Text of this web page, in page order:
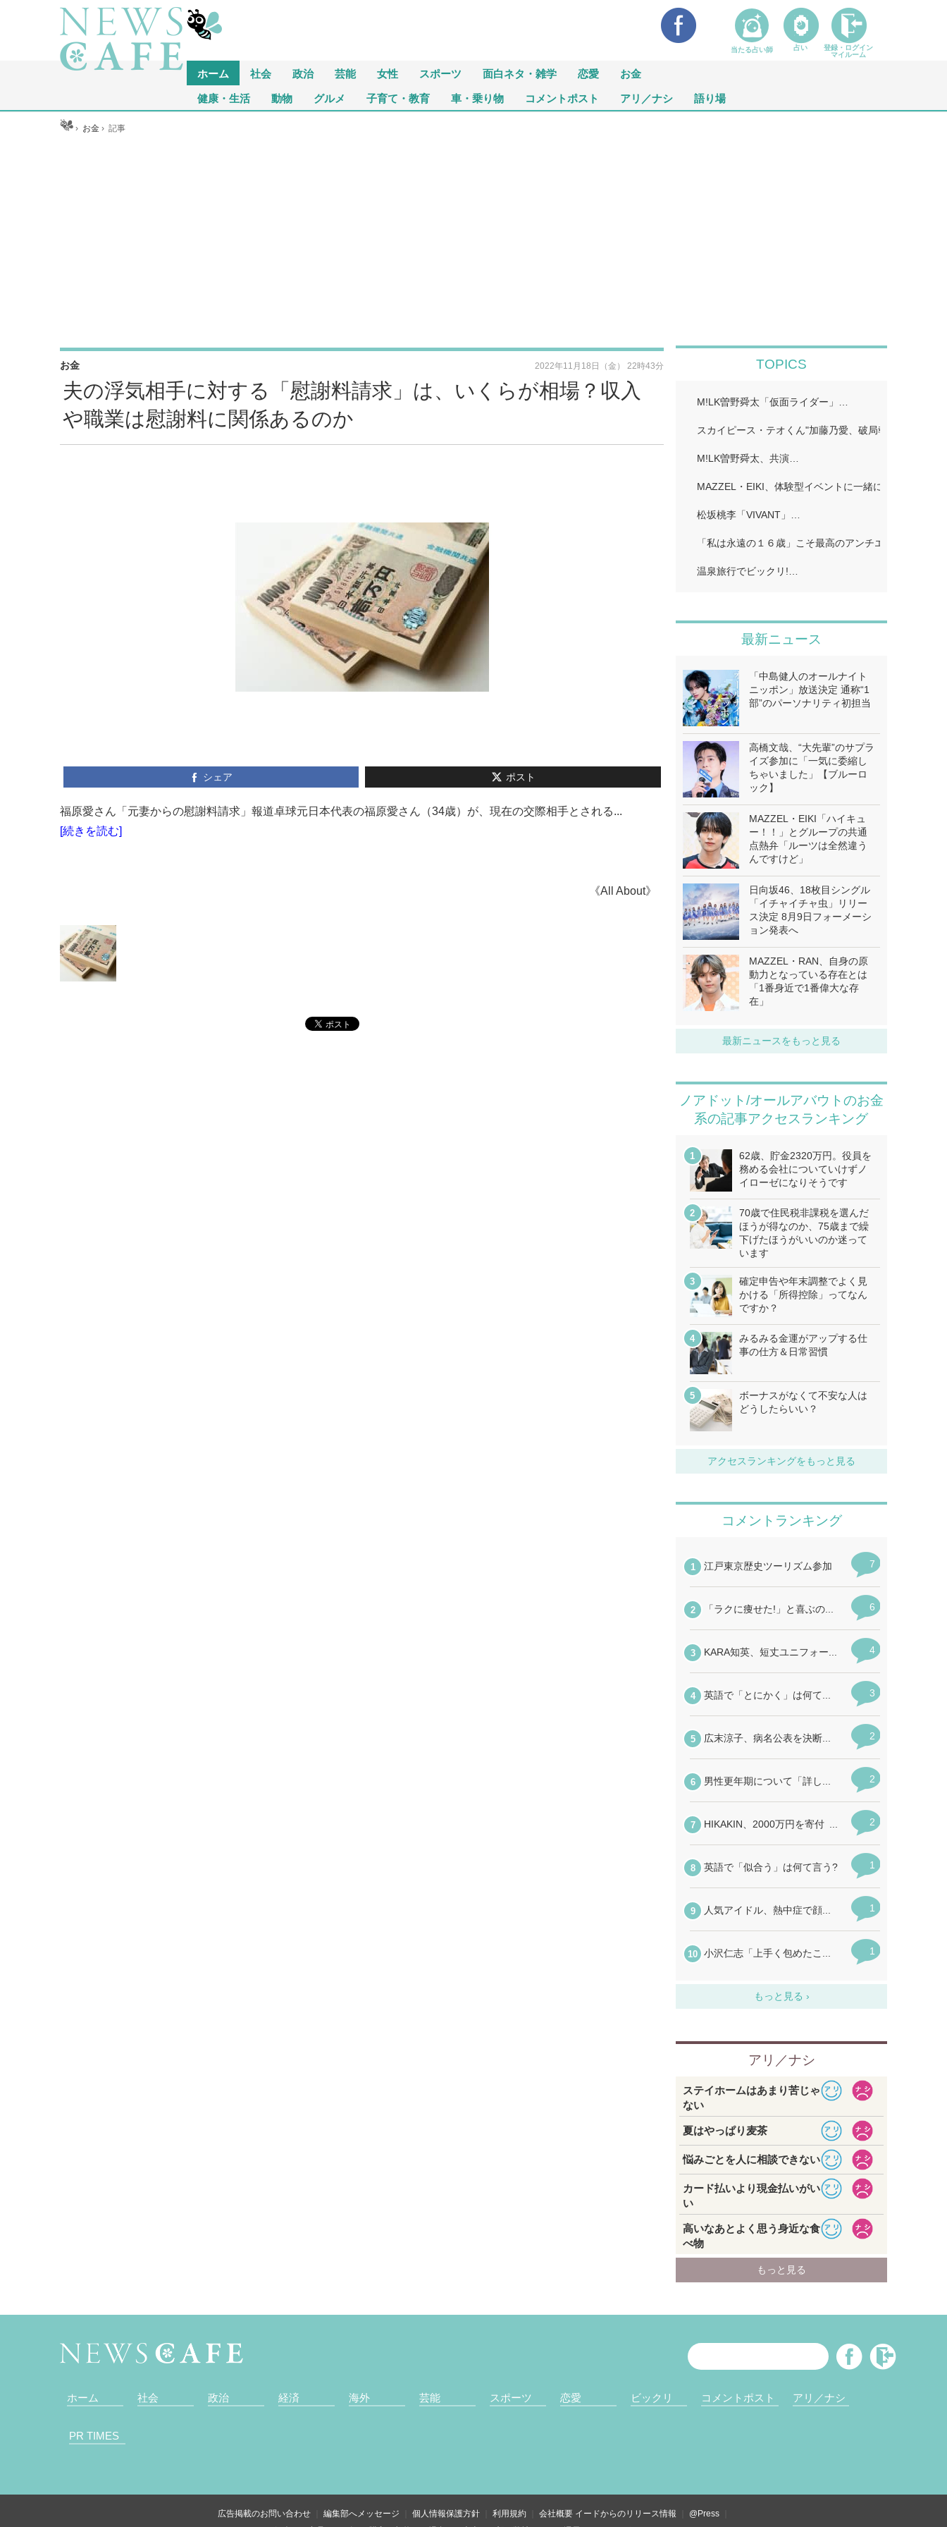
ホーム 社会 政治 芸能 女性 スポーツ 面白ネタ・雑学 恋愛 お金
健康・生活 動物 グルメ 子育て・教育 車・乗り物 コメントポスト アリ／ナシ 語り場
ホーム › お金 ›記事
夫の浮気相手に対する「慰謝料請求」は、いくらが相場？収入
や職業は慰謝料に関係あるのか
お金 2022年11月18日（金） 22時43分
シェア ポスト
福原愛さん「元妻からの慰謝料請求」報道卓球元日本代表の福原愛さん（34歳）が、現在の交際相手とされる...
[続きを読む]
《All About》
TOPICS
M!LK曽野舜太「仮面ライダー」…
スカイピース・テオくん"加藤乃愛、破局報告「どちら
M!LK曽野舜太、共演…
MAZZEL・EIKI、体験型イベントに一緒に行きたい人
松坂桃李「VIVANT」…
「私は永遠の１６歳」こそ最高のアンチエイジング!…
温泉旅行でビックリ!…
最新ニュース
「中島健人のオールナイト
ニッポン」放送決定 通称“1
部”のパーソナリティ初担当
高橋文哉、“大先輩”のサプラ
イズ参加に「一気に委縮し
ちゃいました」【ブルーロ
ック】
MAZZEL・EIKI「ハイキュ
ー！！」とグループの共通
点熱弁「ルーツは全然違う
んですけど」
日向坂46、18枚目シングル
「イチャイチャ虫」リリー
ス決定 8月9日フォーメーシ
ョン発表へ
MAZZEL・RAN、自身の原
動力となっている存在とは
「1番身近で1番偉大な存
在」
最新ニュースをもっと見る
ノアドット/オールアバウトのお金
系の記事アクセスランキング
62歳、貯金2320万円。役員を
務める会社についていけずノ
イローゼになりそうです
70歳で住民税非課税を選んだ
ほうが得なのか、75歳まで繰
下げたほうがいいのか迷って
います
確定申告や年末調整でよく見
かける「所得控除」ってなん
ですか？
みるみる金運がアップする仕
事の仕方＆日常習慣
ボーナスがなくて不安な人は
どうしたらいい？
アクセスランキングをもっと見る
ホーム 社会 政治 経済 海外 芸能 スポーツ 恋愛 ビックリ コメントポスト アリ／ナシ
PR TIMES
広告掲載のお問い合わせ 編集部へメッセージ 個人情報保護方針 利用規約 会社概要 イードからのリリース情報
@Press
当たる占い師 占い
登録・ログイン
マイルーム